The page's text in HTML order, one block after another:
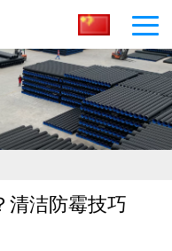
清洁防霉技巧​